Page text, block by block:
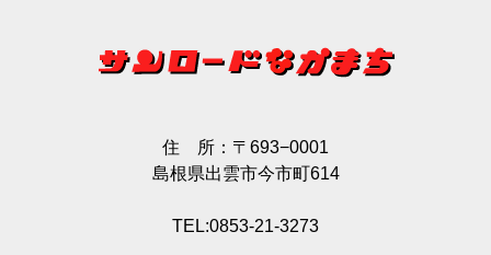
住 所：〒693−0001
島根県出雲市今市町614
TEL:0853-21-3273